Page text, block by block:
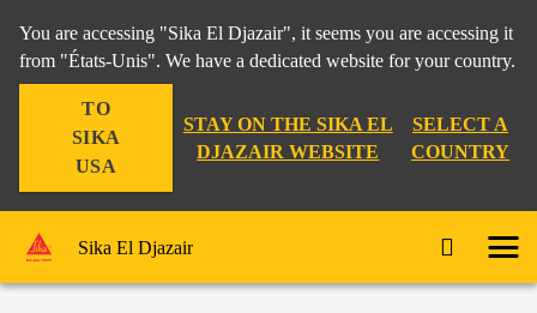
You are accessing "Sika El Djazair", it seems you are accessing it
from "États-Unis". We have a dedicated website for your country.
TO
SIKA
USA
STAY ON THE SIKA EL
DJAZAIR WEBSITE
SELECT A
COUNTRY
Sika El Djazair